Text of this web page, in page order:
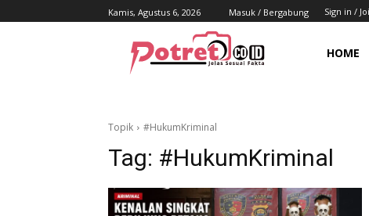
Kamis, Agustus 6, 2026 Masuk / Bergabung Sign in /
HOME
Topik #HukumKriminal
Tag: #HukumKriminal